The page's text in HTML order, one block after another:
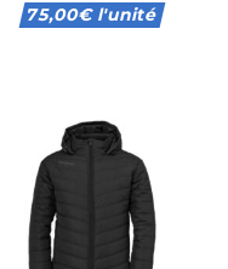
75,00€l'unité